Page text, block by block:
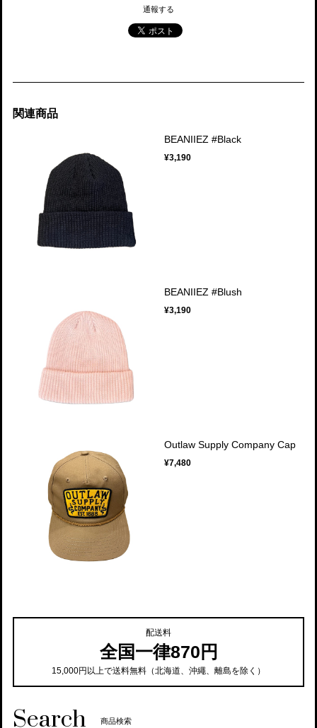
通報する
関連商品
BEANIIEZ #Black
¥3,190
BEANIIEZ #Blush
¥3,190
Outlaw Supply Company Cap
¥7,480
配送料
全国一律870円
15,000円以上で送料無料（北海道、沖繩、離島を除く）
Search 商品検索